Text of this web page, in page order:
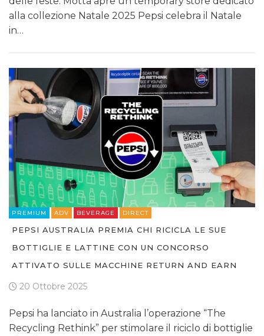
alla collezione Natale 2025 Pepsi celebra il Natale
in…
PREMIUM ADV BEVERAGE DIRECT
PEPSI AUSTRALIA PREMIA CHI RICICLA LE SUE
BOTTIGLIE E LATTINE CON UN CONCORSO
ATTIVATO SULLE MACCHINE RETURN AND EARN
20 Ottobre 2025
Pepsi ha lanciato in Australia l’operazione “The
Recycling Rethink” per stimolare il riciclo di bottiglie